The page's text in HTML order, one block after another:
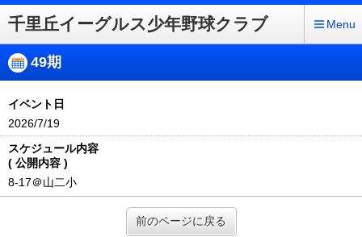
千里丘イーグルス少年野球クラブ Menu
49期
イベント日
2026/7/19
スケジュール内容
( 公開内容 )
8-17＠山二小
前のページに戻る